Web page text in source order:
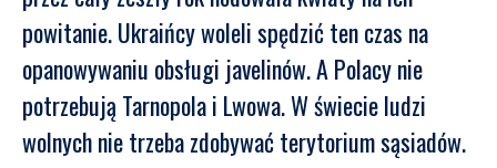
powitanie. Ukraińcy woleli spędzić ten czas na
opanowywaniu obsługi javelinów. A Polacy nie
potrzebują Tarnopola i Lwowa. W świecie ludzi
wolnych nie trzeba zdobywać terytorium sąsiadów.